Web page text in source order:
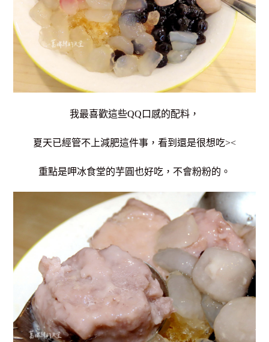
我最喜歡這些QQ口感的配料，
夏天已經管不上減肥這件事，看到還是很想吃><
重點是呷冰食堂的芋圓也好吃，不會粉粉的。